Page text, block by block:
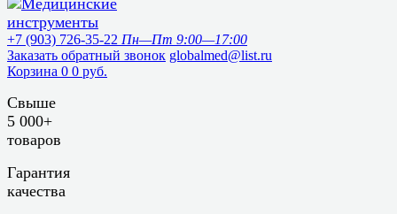
+7 (903) 726-35-22 Пн—Пт 9:00—17:00
Заказать обратный звонок globalmed@list.ru
Корзина 0 0 руб.
Свыше
5 000+
товаров
Гарантия
качества